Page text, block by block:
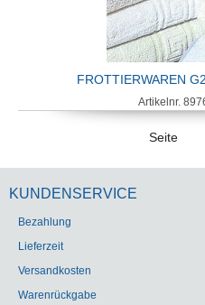
FROTTIERWAREN
Artikelnr.
Seite
KUNDENSERVICE
Bezahlung
Lieferzeit
Versandkosten
Warenrückgabe